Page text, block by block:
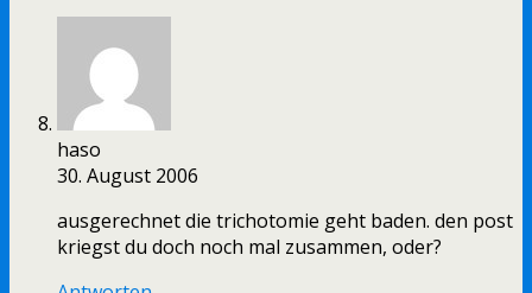
haso
30. August 2006
ausgerechnet die trichotomie geht baden. den post
kriegst du doch noch mal zusammen, oder?